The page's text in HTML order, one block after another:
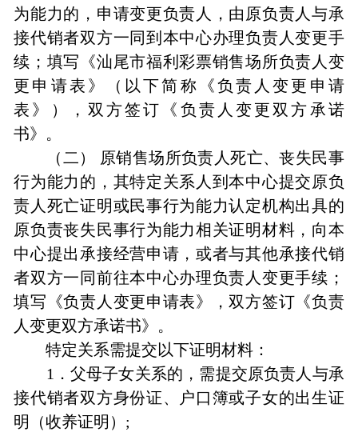
为能力的，申请变更负责人，由原负责人与承
接代销者双方一同到本中心办理负责人变更手
续；填写《汕尾市福利彩票销售场所负责人变
更申请表》（以下简称《负责人变更申请
表》），双方签订《负责人变更双方承诺
书》。
（二） 原销售场所负责人死亡、丧失民事
行为能力的，其特定关系人到本中心提交原负
责人死亡证明或民事行为能力认定机构出具的
原负责丧失民事行为能力相关证明材料，向本
中心提出承接经营申请，或者与其他承接代销
者双方一同前往本中心办理负责人变更手续；
填写《负责人变更申请表》，双方签订《负责
人变更双方承诺书》。
特定关系需提交以下证明材料：
1．父母子女关系的，需提交原负责人与承
接代销者双方身份证、户口簿或子女的出生证
明（收养证明）;